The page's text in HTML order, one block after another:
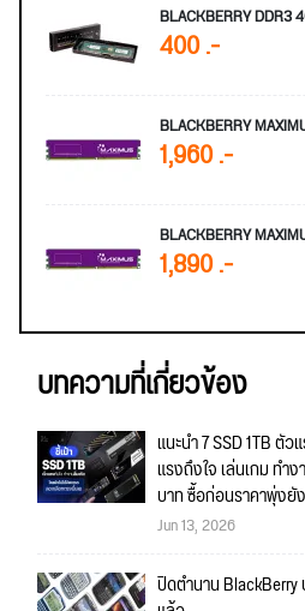
BLACKBERRY DDR3
400 .-
BLACKBERRY
1,960 .-
BLACKBERRY
1,890 .-
บทความที่เกี่ยวข้อง
แนะนำ 7 SSD 1TB ตั
แรงถึงใจ เล่นเกม ทำ
บาท ซื้อก่อนราคาพุ่งยั
Jun 13, 2026
ปิดตำนาน